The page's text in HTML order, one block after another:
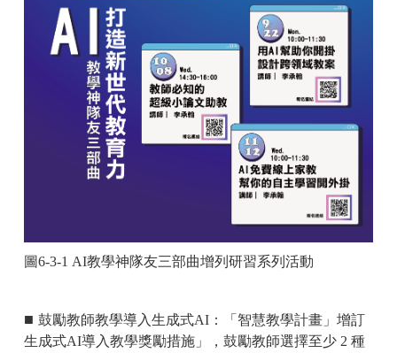
圖6-3-1 AI教學神隊友三部曲增列研習系列活動
■ 鼓勵教師教學導入生成式AI：「智慧教學計畫」增訂
生成式AI導入教學獎勵措施」，鼓勵教師選擇至少 2 種